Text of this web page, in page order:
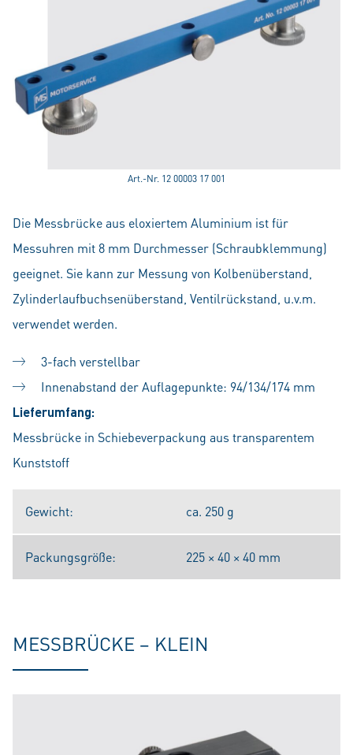
Art.-Nr. 12 00003 17 001
Die Messbrücke aus eloxiertem Aluminium ist für
Messuhren mit 8 mm Durchmesser (Schraubklemmung)
geeignet. Sie kann zur Messung von Kolbenüberstand,
Zylinderlaufbuchsenüberstand, Ventilrückstand, u.v.m.
verwendet werden.
3-fach verstellbar
Innenabstand der Auflagepunkte: 94/134/174 mm
Lieferumfang:
Messbrücke in Schiebeverpackung aus transparentem
Kunststoff
Gewicht: ca. 250 g
Packungsgröße: 225 × 40 × 40 mm
MESSBRÜCKE – KLEIN